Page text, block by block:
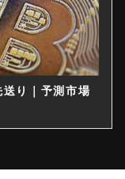
り｜予測市場